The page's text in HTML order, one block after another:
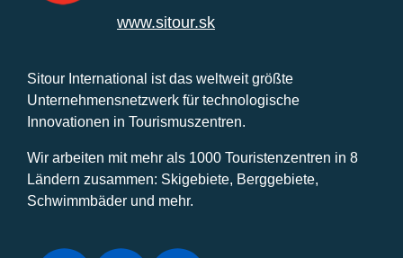
www.sitour.sk
Sitour International ist das weltweit größte
Unternehmensnetzwerk für technologische
Innovationen in Tourismuszentren.
Wir arbeiten mit mehr als 1000 Touristenzentren in 8
Ländern zusammen: Skigebiete, Berggebiete,
Schwimmbäder und mehr.